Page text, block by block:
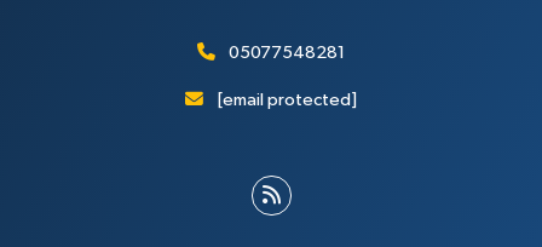
05077548281
[email protected]